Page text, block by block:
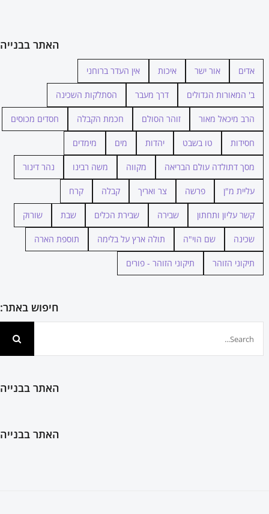
האתר בבנייה
אדים אור ישר איכות אין העדר ברוחני
ב' המאורות הגדולים דרך מעבר הסתלקות השכינה
הרב מיכאל מאור זוהר הסולם חכמת הקבלה חסדים מכוסים
חסידות טו בשבט יהדות מים מימדים
מסך דתולדה עולם הבריאה מקווה משה רבינו נהר דינור
עליית מ"ן פרשה צר ואריך קבלה קרח
קשר עליון ותחתון שבירה שבירת הכלים שבת שורוק
שכינה שם הוי"ה תולה ארץ על בלימה תוספת הארה
תיקוני הזוהר תיקוני הזוהר - פורים
חיפוש באתר:
האתר בבנייה
האתר בבנייה